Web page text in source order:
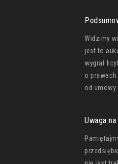
Widzimy
jest to
wygrał
o prawach
od umowy
Uwaga